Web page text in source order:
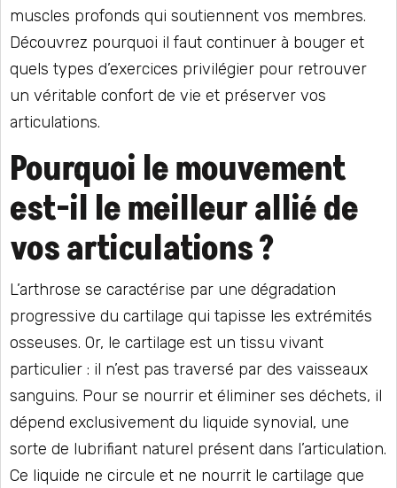
muscles profonds qui soutiennent vos membres.
Découvrez pourquoi il faut continuer à bouger et
quels types d’exercices privilégier pour retrouver
un véritable confort de vie et préserver vos
articulations.
Pourquoi le mouvement
est-il le meilleur allié de
vos articulations ?
L’arthrose se caractérise par une dégradation
progressive du cartilage qui tapisse les extrémités
osseuses. Or, le cartilage est un tissu vivant
particulier : il n’est pas traversé par des vaisseaux
sanguins. Pour se nourrir et éliminer ses déchets, il
dépend exclusivement du liquide synovial, une
sorte de lubrifiant naturel présent dans l’articulation.
Ce liquide ne circule et ne nourrit le cartilage que